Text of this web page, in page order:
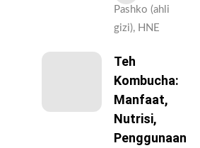
Pashko (ahli
gizi), HNE
Teh
Kombucha:
Manfaat,
Nutrisi,
Penggunaan